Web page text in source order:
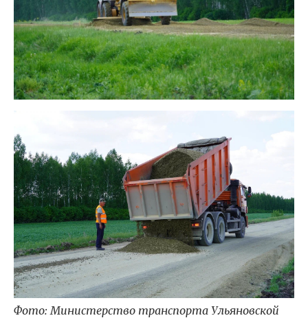
Фото: Министерство транспорта Ульяновской